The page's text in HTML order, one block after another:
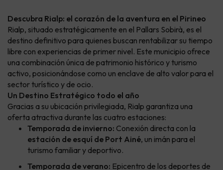
Descubra Rialp: el corazón de la aventura en el Pirineo
Rialp, situado estratégicamente en el Pallars Sobirà, es el
destino definitivo para quienes buscan rentabilizar su tiempo
libre con experiencias de primer nivel. Este municipio ofrece
una combinación única de patrimonio histórico y turismo
activo, posicionándose como un enclave de alto valor para el
sector turístico y de ocio.
Un Destino Estratégico todo el año
Gracias a su ubicación privilegiada, Rialp garantiza una
oferta atractiva durante las cuatro estaciones:
Temporada de invierno: Conexión directa con la
estación de esquí de Port Ainé, un imán para el
turismo familiar y deportivo.
Temporada de verano: Epicentro de los deportes de